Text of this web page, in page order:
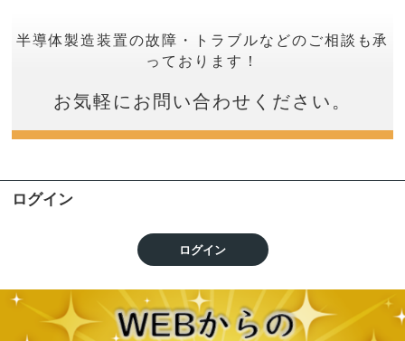
半導体製造装置の故障・トラブルなどのご相談も承
っております！
お気軽にお問い合わせください。
ログイン
ログイン